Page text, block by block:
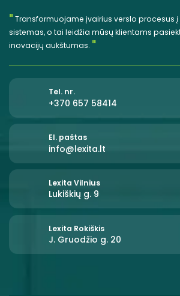
"Transformuojame įvairius verslo procesus
sistemas, o tai leidžia mūsų klientams
inovacijų aukštumas. "
Tel. nr.
+370 657 58414
El. paštas
info@lexita.lt
Lexita Vilnius
Lukiškių g. 9
Lexita Rokiškis
J. Gruodžio g. 20